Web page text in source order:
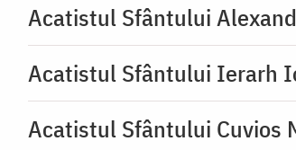
Acatistul Sfântului
Acatistul Sfântului Ierarh
Acatistul Sfântului Cuvios